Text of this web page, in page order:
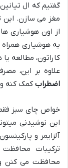
گفتیم که ال
مغز می سازن. این
از اون هوشیاری
یه هوشیاری
کاراتون، مطالعه
علاوه بر این،
اضطراب کمک کنه و
خواص چای سبز
این نوشیدنی
آلزایمر و
ترکیبات
محافظت می کنن و